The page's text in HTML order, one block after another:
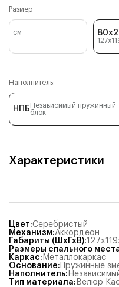
Размер
см
Наполнитель:
НПБ Независимый пружинный
блок
Характеристики
Цвет:Серебристый
Механизм:Аккордеон
Габариты (ШхГхВ):
Размеры спального
Каркас: Металлокаркас
Основание: Пружинные
Наполнитель:
Тип материала: Велюр